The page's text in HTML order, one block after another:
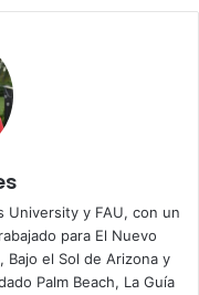
University y FAU, con un
para El Nuevo
Bajo el Sol de Arizona y
Palm Beach, La Guía